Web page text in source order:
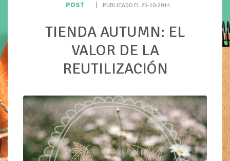
POST PUBLICADO EL 25-10-2014
TIENDA AUTUMN: EL
VALOR DE LA
REUTILIZACIÓN